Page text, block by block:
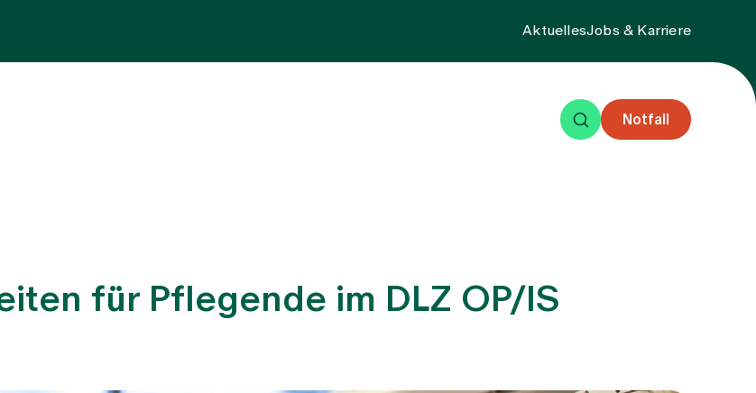
AktuellesJobs & Karriere
Notfall
für Pflegende im DLZ OP/IS